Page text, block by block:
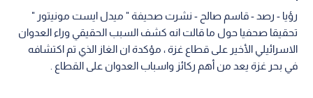
رؤيا - رصد - قاسم صالح - نشرت صحيفة " ميدل ايست مونيتور "
تحقيقا صحفيا حول ما قالت انه كشف السبب الحقيقي وراء العدوان
الاسرائيلي الأخير على قطاع غزة ، مؤكدة ان الغاز الذي تم اكتشافه
في بحر غزة يعد من أهم ركائز واسباب العدوان على القطاع .